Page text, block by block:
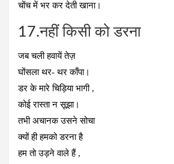
चोंच में भर कर देती खाना।
17.नहीं किसी को डरना
जब चली हवायें तेज़
घोंसला थर- थर काँपा।
डर के मारे चिड़िया भागी ,
कोई रास्ता न सूझा।
तभी अचानक उसने सोचा
क्यों ही हमको डरना है
हम तो उड़ने वाले हैं ,